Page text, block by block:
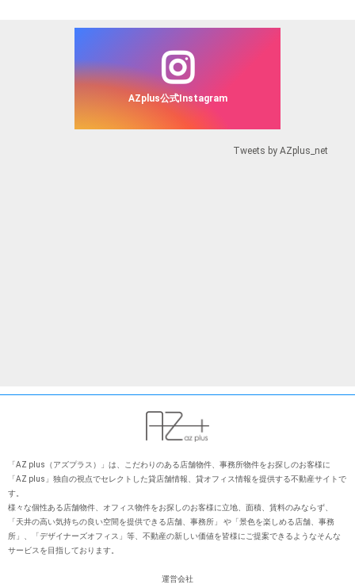
AZplus公式Instagram
Tweets by AZplus_net
「AZ plus（アズプラス）」は、こだわりのある店舗物件、事務所物件をお探しのお客様に
「AZ plus」独⾃の視点でセレクトした貸店舗情報、貸オフィス情報を提供する不動産サイトで
す。
様々な個性ある店舗物件、オフィス物件をお探しのお客様に⽴地、⾯積、賃料のみならず、
「天井の⾼い気持ちの良い空間を提供できる店舗、事務所」 や「景⾊を楽しめる店舗、事務
所」、「デザイナーズオフィス」等、不動産の新しい価値を皆様にご提案できるようなそんな
サービスを⽬指しております。
運営会社